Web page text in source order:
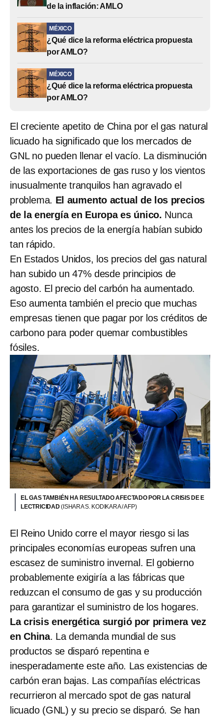
de la inflación: AMLO
MÉXICO
¿Qué dice la reforma eléctrica propuesta
por AMLO?
MÉXICO
¿Qué dice la reforma eléctrica propuesta
por AMLO?
El creciente apetito de China por el gas natural
licuado ha significado que los mercados de
GNL no pueden llenar el vacío. La disminución
de las exportaciones de gas ruso y los vientos
inusualmente tranquilos han agravado el
problema. El aumento actual de los precios
de la energía en Europa es único. Nunca
antes los precios de la energía habían subido
tan rápido.
En Estados Unidos, los precios del gas natural
han subido un 47% desde principios de
agosto. El precio del carbón ha aumentado.
Eso aumenta también el precio que muchas
empresas tienen que pagar por los créditos de
carbono para poder quemar combustibles
fósiles.
EL GAS TAMBIÉN HA RESULTADO AFECTADO POR LA CRISIS DE E
LECTRICIDAD(ISHARA S. KODIKARA / AFP)
El Reino Unido corre el mayor riesgo si las
principales economías europeas sufren una
escasez de suministro invernal. El gobierno
probablemente exigiría a las fábricas que
reduzcan el consumo de gas y su producción
para garantizar el suministro de los hogares.
La crisis energética surgió por primera vez
en China. La demanda mundial de sus
productos se disparó repentina e
inesperadamente este año. Las existencias de
carbón eran bajas. Las compañías eléctricas
recurrieron al mercado spot de gas natural
licuado (GNL) y su precio se disparó. Se han